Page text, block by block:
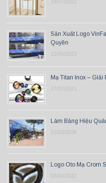
18/07/2021
Sản Xuất Logo
Quyền
12/05/2023
Mạ Titan Inox – Giải
17/07/2021
Làm Bảng Hiệu
01/03/2026
Logo Oto Mạ Crom
03/03/2022